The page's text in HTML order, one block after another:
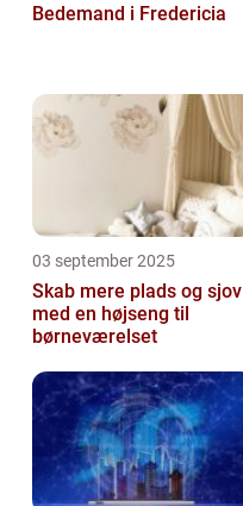
Bedemand i Fredericia
03 september 2025
Skab mere plads og sjov
med en højseng til
børneværelset